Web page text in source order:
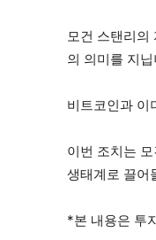
모건 스탠리의
의 의미를 지
비트코인과 이
이번 조치는
생태계로 끌어
*본 내용은 투